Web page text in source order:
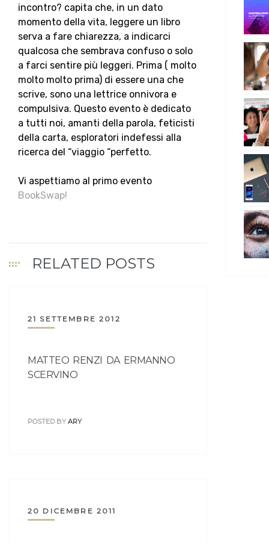
incontro? capita che, in un dato
momento della vita, leggere un libro
serva a fare chiarezza, a indicarci
qualcosa che sembrava confuso o solo
a farci sentire più leggeri. Prima ( molto
molto molto prima) di essere una che
scrive, sono una lettrice onnivora e
compulsiva. Questo evento è dedicato
a tutti noi, amanti della parola, feticisti
della carta, esploratori indefessi alla
ricerca del “viaggio “perfetto.
Vi aspettiamo al primo evento
BookSwap!
RELATED POSTS
21 SETTEMBRE 2012
MATTEO RENZI DA ERMANNO
SCERVINO
POSTED BY ARY
20 DICEMBRE 2011